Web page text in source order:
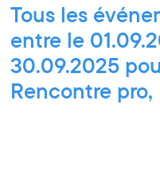
Tous les
entre le
30.09.2025
Rencontre pro,